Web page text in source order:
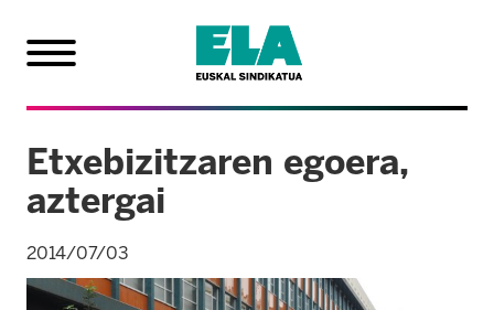
Etxebizitzaren egoera,
aztergai
2014/07/03